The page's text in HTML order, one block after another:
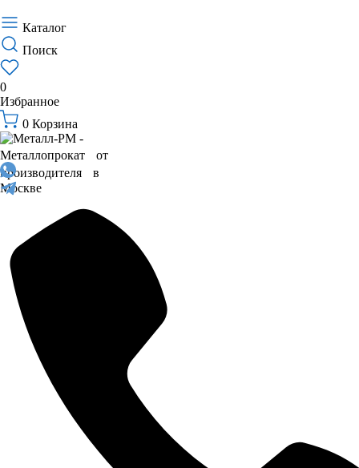
Каталог
Поиск
0
Избранное
0 Корзина